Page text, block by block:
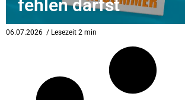
fehlen darfst
06.07.2026 / Lesezeit 2 min